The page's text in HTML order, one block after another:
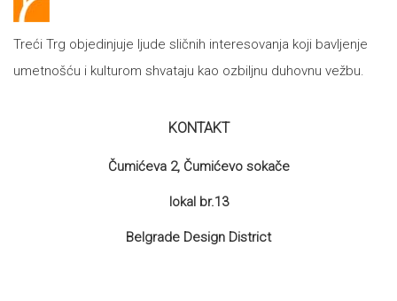
Treći Trg objedinjuje ljude sličnih interesovanja koji bavljenje
umetnošću i kulturom shvataju kao ozbiljnu duhovnu vežbu.
KONTAKT
Čumićeva 2, Čumićevo sokače
lokal br.13
Belgrade Design District